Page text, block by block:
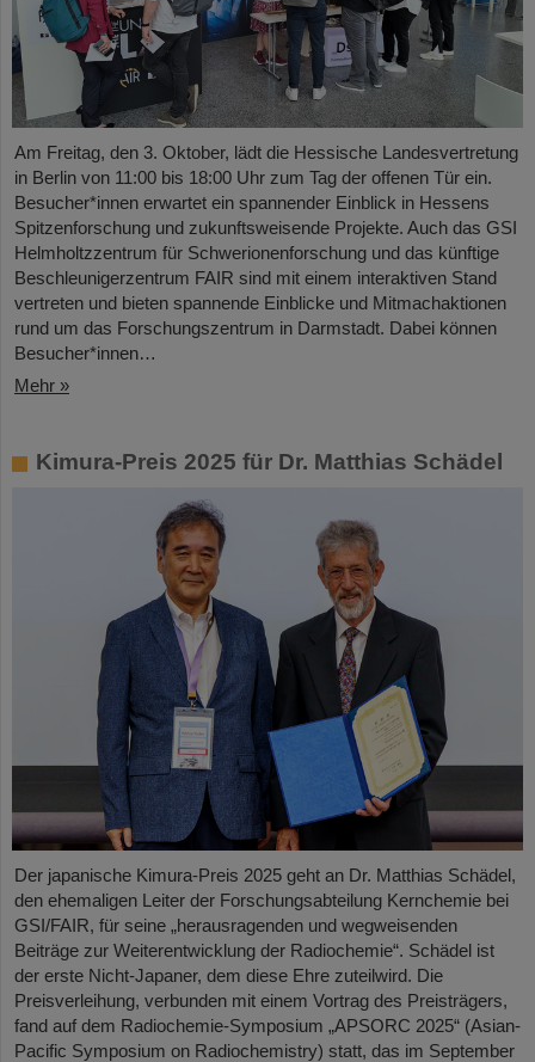
Am Freitag, den 3. Oktober, lädt die Hessische Landesvertretung
in Berlin von 11:00 bis 18:00 Uhr zum Tag der offenen Tür ein.
Besucher*innen erwartet ein spannender Einblick in Hessens
Spitzenforschung und zukunftsweisende Projekte. Auch das GSI
Helmholtzzentrum für Schwerionenforschung und das künftige
Beschleunigerzentrum FAIR sind mit einem interaktiven Stand
vertreten und bieten spannende Einblicke und Mitmachaktionen
rund um das Forschungszentrum in Darmstadt. Dabei können
Besucher*innen…
Mehr »
Kimura-Preis 2025 für Dr. Matthias Schädel
Der japanische Kimura-Preis 2025 geht an Dr. Matthias Schädel,
den ehemaligen Leiter der Forschungsabteilung Kernchemie bei
GSI/FAIR, für seine „herausragenden und wegweisenden
Beiträge zur Weiterentwicklung der Radiochemie“. Schädel ist
der erste Nicht-Japaner, dem diese Ehre zuteilwird. Die
Preisverleihung, verbunden mit einem Vortrag des Preisträgers,
fand auf dem Radiochemie-Symposium „APSORC 2025“ (Asian-
Pacific Symposium on Radiochemistry) statt, das im September